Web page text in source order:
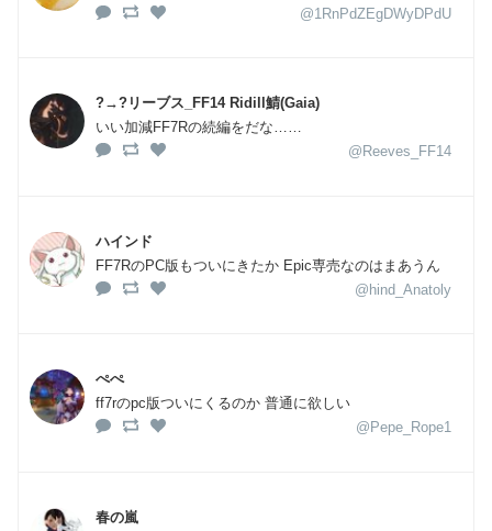
@1RnPdZEgDWyDPdU
?→?リーブス_FF14 Ridill鯖(Gaia)
いい加減FF7Rの続編をだな……
@Reeves_FF14
ハインド
FF7RのPC版もついにきたか Epic専売なのはまあうん
@hind_Anatoly
ぺぺ
ff7rのpc版ついにくるのか 普通に欲しい
@Pepe_Rope1
春の嵐